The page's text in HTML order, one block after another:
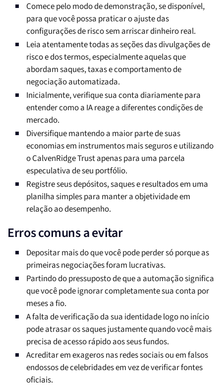
Comece pelo modo de demonstração, se disponível,
para que você possa praticar o ajuste das
configurações de risco sem arriscar dinheiro real.
Leia atentamente todas as seções das divulgações de
risco e dos termos, especialmente aquelas que
abordam saques, taxas e comportamento de
negociação automatizada.
Inicialmente, verifique sua conta diariamente para
entender como a IA reage a diferentes condições de
mercado.
Diversifique mantendo a maior parte de suas
economias em instrumentos mais seguros e utilizando
o CalvenRidge Trust apenas para uma parcela
especulativa de seu portfólio.
Registre seus depósitos, saques e resultados em uma
planilha simples para manter a objetividade em
relação ao desempenho.
Erros comuns a evitar
Depositar mais do que você pode perder só porque as
primeiras negociações foram lucrativas.
Partindo do pressuposto de que a automação significa
que você pode ignorar completamente sua conta por
meses a fio.
A falta de verificação da sua identidade logo no início
pode atrasar os saques justamente quando você mais
precisa de acesso rápido aos seus fundos.
Acreditar em exageros nas redes sociais ou em falsos
endossos de celebridades em vez de verificar fontes
oficiais.